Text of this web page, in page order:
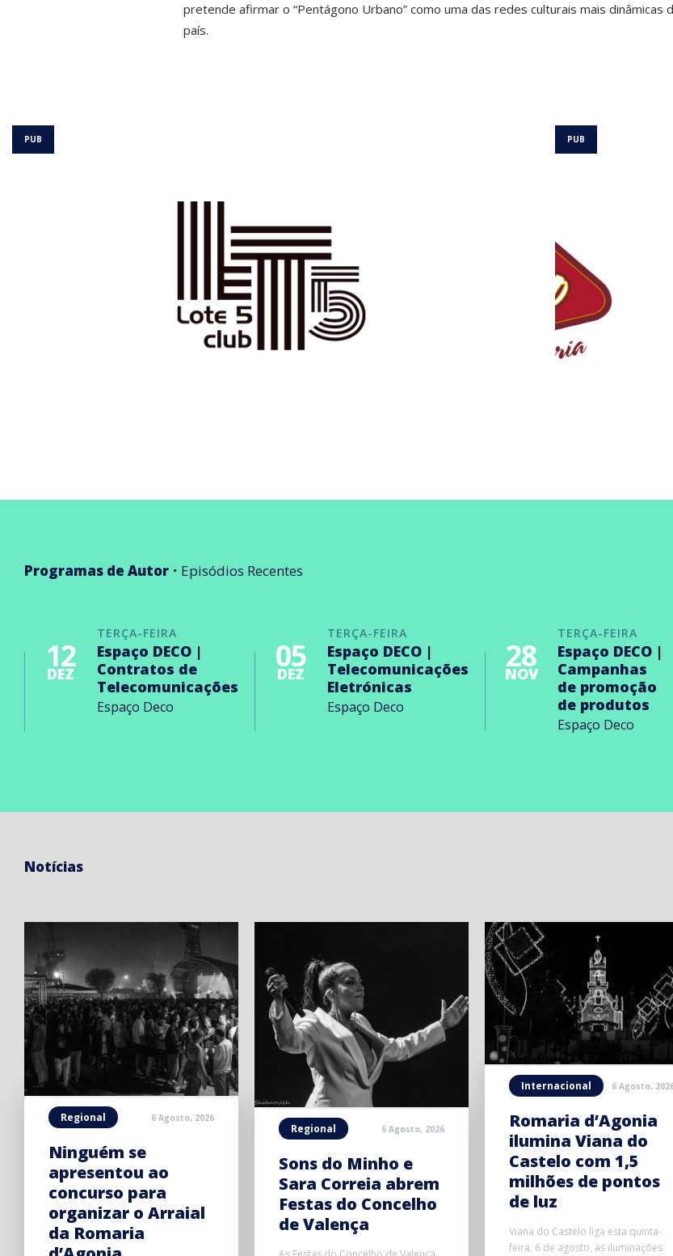
pretende afirmar o “Pentágono Urbano” como uma das redes culturais mais dinâmicas
país.
Programas de Autor Episódios Recentes
TERÇA-FEIRA
12
DEZ
Espaço DECO |
Contratos de
Telecomunicações
Espaço Deco
TERÇA-FEIRA
05
DEZ
Espaço DECO |
Telecomunicações
Eletrónicas
Espaço Deco
TERÇA-FEIRA
28
NOV
Espaço DECO |
Campanhas
de promoção
de produtos
Espaço Deco
Notícias
Regional 6 Agosto, 2026
Ninguém se
apresentou ao
concurso para
organizar o Arraial
da Romaria
Regional 6 Agosto, 2026
Sons do Minho e
Sara Correia abrem
Festas do Concelho
de Valença
Internacional 6 Agosto,
Romaria d’Agonia
ilumina Viana do
Castelo com 1,5
milhões de pontos
de luz
Viana do Castelo liga esta quinta-
feira, 6 de agosto, as iluminações